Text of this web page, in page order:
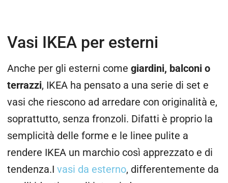
Vasi IKEA per esterni
Anche per gli esterni come giardini, balconi o
terrazzi, IKEA ha pensato a una serie di set e
vasi che riescono ad arredare con originalità e,
soprattutto, senza fronzoli. Difatti è proprio la
semplicità delle forme e le linee pulite a
rendere IKEA un marchio così apprezzato e di
tendenza.I vasi da esterno, differentemente da